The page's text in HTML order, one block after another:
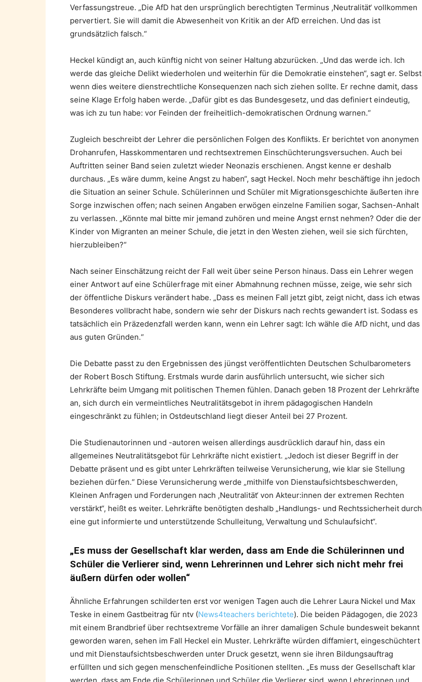
Verfassungstreue. „Die AfD hat den ursprünglich berechtigten Terminus ,Neutralität‘ vollkommen
pervertiert. Sie will damit die Abwesenheit von Kritik an der AfD erreichen. Und das ist
grundsätzlich falsch.“
Heckel kündigt an, auch künftig nicht von seiner Haltung abzurücken. „Und das werde ich. Ich
werde das gleiche Delikt wiederholen und weiterhin für die Demokratie einstehen“, sagt er. Selbst
wenn dies weitere dienstrechtliche Konsequenzen nach sich ziehen sollte. Er rechne damit, dass
seine Klage Erfolg haben werde. „Dafür gibt es das Bundesgesetz, und das definiert eindeutig,
was ich zu tun habe: vor Feinden der freiheitlich-demokratischen Ordnung warnen.“
Zugleich beschreibt der Lehrer die persönlichen Folgen des Konflikts. Er berichtet von anonymen
Drohanrufen, Hasskommentaren und rechtsextremen Einschüchterungsversuchen. Auch bei
Auftritten seiner Band seien zuletzt wieder Neonazis erschienen. Angst kenne er deshalb
durchaus. „Es wäre dumm, keine Angst zu haben“, sagt Heckel. Noch mehr beschäftige ihn jedoch
die Situation an seiner Schule. Schülerinnen und Schüler mit Migrationsgeschichte äußerten ihre
Sorge inzwischen offen; nach seinen Angaben erwögen einzelne Familien sogar, Sachsen-Anhalt
zu verlassen. „Könnte mal bitte mir jemand zuhören und meine Angst ernst nehmen? Oder die der
Kinder von Migranten an meiner Schule, die jetzt in den Westen ziehen, weil sie sich fürchten,
hierzubleiben?“
Nach seiner Einschätzung reicht der Fall weit über seine Person hinaus. Dass ein Lehrer wegen
einer Antwort auf eine Schülerfrage mit einer Abmahnung rechnen müsse, zeige, wie sehr sich
der öffentliche Diskurs verändert habe. „Dass es meinen Fall jetzt gibt, zeigt nicht, dass ich etwas
Besonderes vollbracht habe, sondern wie sehr der Diskurs nach rechts gewandert ist. Sodass es
tatsächlich ein Präzedenzfall werden kann, wenn ein Lehrer sagt: Ich wähle die AfD nicht, und das
aus guten Gründen.“
Die Debatte passt zu den Ergebnissen des jüngst veröffentlichten Deutschen Schulbarometers
der Robert Bosch Stiftung. Erstmals wurde darin ausführlich untersucht, wie sicher sich
Lehrkräfte beim Umgang mit politischen Themen fühlen. Danach geben 18 Prozent der Lehrkräfte
an, sich durch ein vermeintliches Neutralitätsgebot in ihrem pädagogischen Handeln
eingeschränkt zu fühlen; in Ostdeutschland liegt dieser Anteil bei 27 Prozent.
Die Studienautorinnen und -autoren weisen allerdings ausdrücklich darauf hin, dass ein
allgemeines Neutralitätsgebot für Lehrkräfte nicht existiert. „Jedoch ist dieser Begriff in der
Debatte präsent und es gibt unter Lehrkräften teilweise Verunsicherung, wie klar sie Stellung
beziehen dürfen.“ Diese Verunsicherung werde „mithilfe von Dienstaufsichtsbeschwerden,
Kleinen Anfragen und Forderungen nach ,Neutralität‘ von Akteur:innen der extremen Rechten
verstärkt“, heißt es weiter. Lehrkräfte benötigten deshalb „Handlungs- und Rechtssicherheit durch
eine gut informierte und unterstützende Schulleitung, Verwaltung und Schulaufsicht“.
„Es muss der Gesellschaft klar werden, dass am Ende die Schülerinnen und
Schüler die Verlierer sind, wenn Lehrerinnen und Lehrer sich nicht mehr frei
äußern dürfen oder wollen“
Ähnliche Erfahrungen schilderten erst vor wenigen Tagen auch die Lehrer Laura Nickel und Max
Teske in einem Gastbeitrag für ntv (News4teachers berichtete). Die beiden Pädagogen, die 2023
mit einem Brandbrief über rechtsextreme Vorfälle an ihrer damaligen Schule bundesweit bekannt
geworden waren, sehen im Fall Heckel ein Muster. Lehrkräfte würden diffamiert, eingeschüchtert
und mit Dienstaufsichtsbeschwerden unter Druck gesetzt, wenn sie ihren Bildungsauftrag
erfüllten und sich gegen menschenfeindliche Positionen stellten. „Es muss der Gesellschaft klar